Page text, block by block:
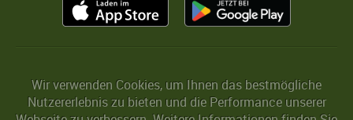
Wir verwenden Cookies, um Ihnen das bestmögliche
Nutzererlebnis zu bieten und die Performance unserer